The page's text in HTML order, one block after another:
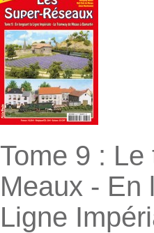
Tome 9 :
Meaux - En
Ligne